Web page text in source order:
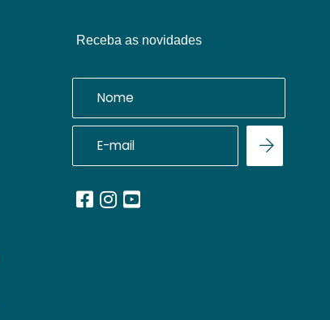
Receba as novidades